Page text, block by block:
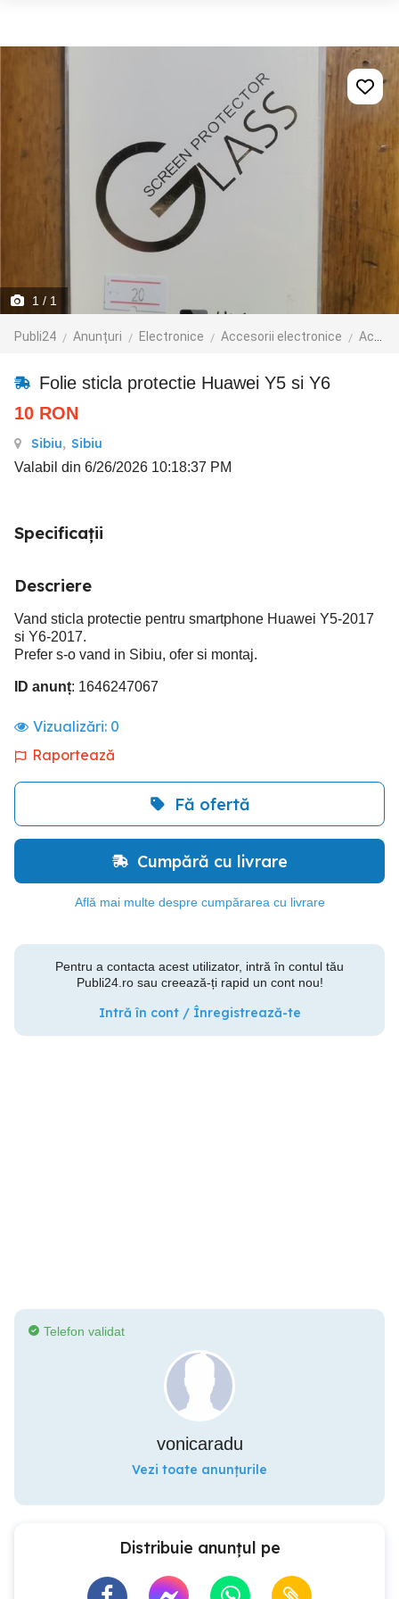
1 / 1
Publi24 Anunțuri Electronice Accesorii electronice Accesorii telefoane mobile
Folie sticla protectie Huawei Y5 si Y6
10 RON
Sibiu, Sibiu
Valabil din 6/26/2026 10:18:37 PM
Specificații
Descriere
Vand sticla protectie pentru smartphone Huawei Y5-2017
si Y6-2017.
Prefer s-o vand in Sibiu, ofer si montaj.
ID anunț: 1646247067
Vizualizări: 0
Raportează
Fă ofertă
Cumpără cu livrare
Află mai multe despre cumpărarea cu livrare
Pentru a contacta acest utilizator, intră în contul tău
Publi24.ro sau creează-ți rapid un cont nou!
Intră în cont / Înregistrează-te
Telefon validat
vonicaradu
Vezi toate anunțurile
Distribuie anunțul pe